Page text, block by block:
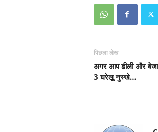
पिछला लेख
अगर आप ढीली और
3 घरेलू नुस्खे…